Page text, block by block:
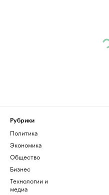
Рубрики
Политика
Экономика
Общество
Бизнес
Технологии и
медиа